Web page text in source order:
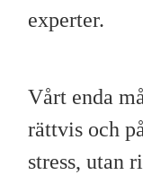
experter.
Vårt enda
rättvis och
stress, utan